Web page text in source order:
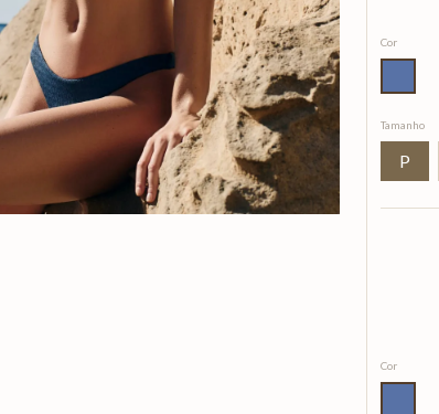
Cor
Tamanho
P
Cor